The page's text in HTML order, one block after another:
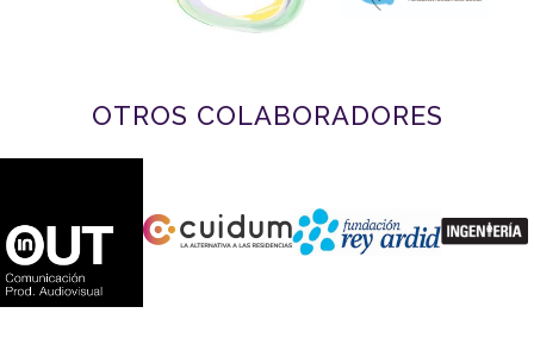
OTROS COLABORADORES